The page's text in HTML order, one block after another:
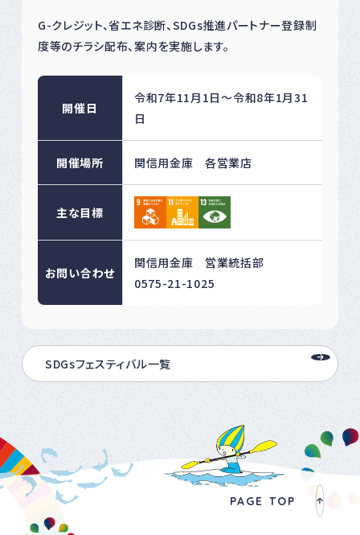
G-クレジット、省エネ診断、SDGs推進パートナー登録制
度等のチラシ配布、案内を実施します。
開催日
令和7年11月1日～令和8年1月31
日
開催場所 関信用金庫 各営業店
主な目標
お問い合わせ
関信用金庫 営業統括部
0575-21-1025
SDGsフェスティバル一覧
PAGE TOP